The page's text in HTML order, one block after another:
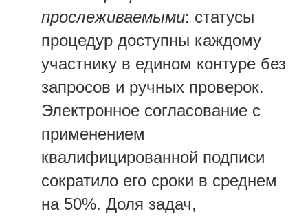
прослеживаемыми: статусы
процедур доступны каждому
участнику в едином контуре без
запросов и ручных проверок.
Электронное согласование с
применением
квалифицированной подписи
сократило его сроки в среднем
на 50%. Доля задач,